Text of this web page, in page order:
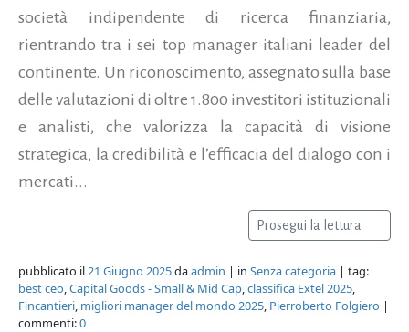
società indipendente di ricerca finanziaria,
rientrando tra i sei top manager italiani leader del
continente. Un riconoscimento, assegnato sulla base
delle valutazioni di oltre 1.800 investitori istituzionali
e analisti, che valorizza la capacità di visione
strategica, la credibilità e l’efficacia del dialogo con i
mercati...
Prosegui la lettura
pubblicato il21 Giugno 2025daadmin | in Senza categoria | tag:
best ceo,Capital Goods - Small & Mid Cap,classifica Extel 2025,
Fincantieri, migliori manager del mondo 2025, Pierroberto Folgiero |
commenti:0